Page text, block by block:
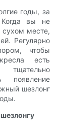
годы, за
Когда вы не
сухом месте,
Регулярно
чтобы
есть
тщательно
появление
шезлонг